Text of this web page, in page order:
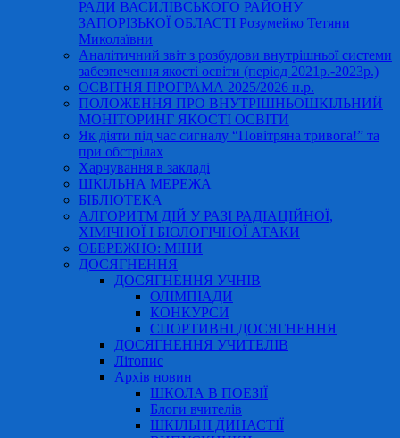
РАДИ ВАСИЛІВСЬКОГО РАЙОНУ
ЗАПОРІЗЬКОЇ ОБЛАСТІ Розумейко Тетяни
Миколаївни
Аналітичний звіт з розбудови внутрішньої системи
забезпечення якості освіти (період 2021р.-2023р.)
ОСВІТНЯ ПРОГРАМА 2025/2026 н.р.
ПОЛОЖЕННЯ ПРО ВНУТРІШНЬОШКІЛЬНИЙ
МОНІТОРИНГ ЯКОСТІ ОСВІТИ
Як діяти під час сигналу “Повітряна тривога!” та
при обстрілах
Харчування в закладі
ШКІЛЬНА МЕРЕЖА
БІБЛІОТЕКА
АЛГОРИТМ ДІЙ У РАЗІ РАДІАЦІЙНОЇ,
ХІМІЧНОЇ І БІОЛОГІЧНОЇ АТАКИ
ОБЕРЕЖНО: МІНИ
ДОСЯГНЕННЯ
ДОСЯГНЕННЯ УЧНІВ
ОЛІМПІАДИ
КОНКУРСИ
СПОРТИВНІ ДОСЯГНЕННЯ
ДОСЯГНЕННЯ УЧИТЕЛІВ
Літопис
Архів новин
ШКОЛА В ПОЕЗІЇ
Блоги вчителів
ШКІЛЬНІ ДИНАСТІЇ